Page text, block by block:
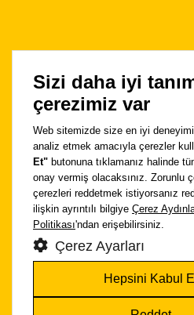
Sizi daha iyi
çerezimiz var
Web sitemizde size en iyi
analiz etmek amacıyla çerezler
Et" butonuna tıklamanız halinde
onay vermiş olacaksınız. Zorunlu
çerezleri reddetmek istiyorsanız
ilişkin ayrıntılı bilgiye Çerez
Politikası'ndan erişebilirsiniz.
Çerez Ayarları
Hepsini Kabul